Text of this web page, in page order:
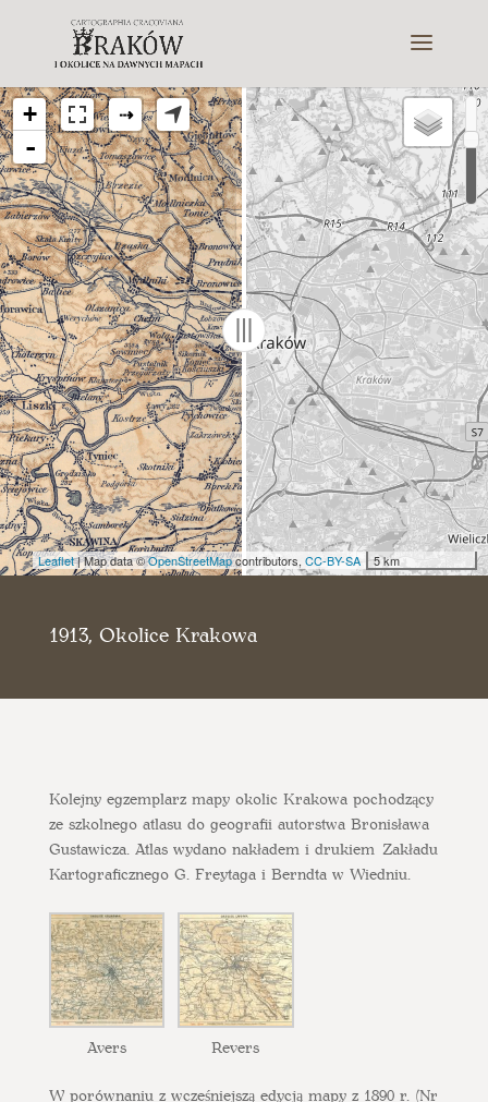
+
-
⇢
5 km
Leaflet| Map data ©OpenStreetMapcontributors, CC-BY-SA
1913, Okolice Krakowa
Kolejny egzemplarz mapy okolic Krakowa pochodzący
ze szkolnego atlasu do geografii autorstwa Bronisława
Gustawicza. Atlas wydano nakładem i drukiem Zakładu
Kartograficznego G. Freytaga i Berndta w Wiedniu.
Avers Revers
W porównaniu z wcześniejszą edycją mapy z 1890 r. (Nr